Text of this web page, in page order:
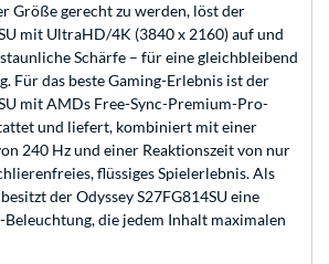
Größe gerecht zu werden, löst der
mit UltraHD/4K (3840 x 2160) auf und
Schärfe – für eine gleichbleibend
Für das beste Gaming-Erlebnis ist der
mit AMDs Free-Sync-Premium-Pro-
und liefert, kombiniert mit einer
240 Hz und einer Reaktionszeit von nur
flüssiges Spielerlebnis. Als
der Odyssey S27FG814SU eine
die jedem Inhalt maximalen